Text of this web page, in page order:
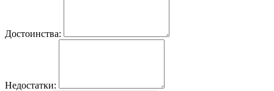
Достоинства:
Недостатки: